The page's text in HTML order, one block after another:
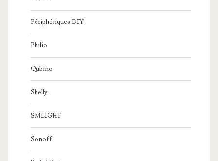
Périphériques DIY
Philio
Qubino
Shelly
SMLIGHT
Sonoff